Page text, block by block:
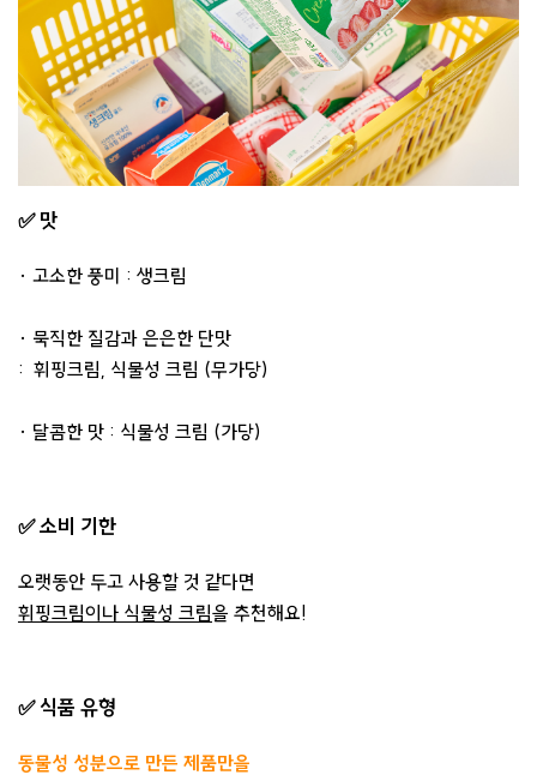
✅ 맛
· 고소한 풍미 : 생크림
· 묵직한 질감과 은은한 단맛
: 휘핑크림, 식물성 크림 (무가당)
· 달콤한 맛 : 식물성 크림 (가당)
✅ 소비 기한
오랫동안 두고 사용할 것 같다면
휘핑크림이나 식물성 크림을 추천해요!
✅ 식품 유형
동물성 성분으로 만든 제품만을